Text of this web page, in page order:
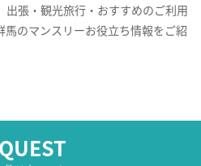
出張・観光旅行・おすすめのご利用
馬のマンスリーお役立ち情報をご紹